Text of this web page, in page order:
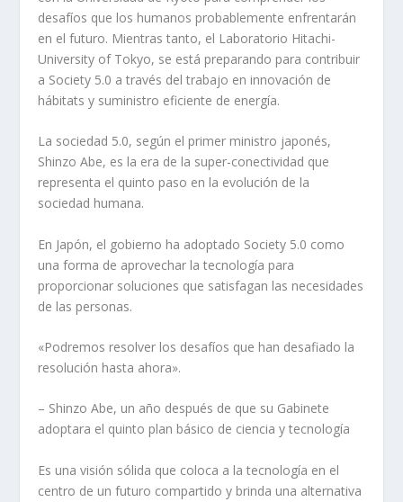
desafíos que los humanos probablemente enfrentarán
en el futuro. Mientras tanto, el Laboratorio Hitachi-
University of Tokyo, se está preparando para contribuir
a Society 5.0 a través del trabajo en innovación de
hábitats y suministro eficiente de energía.
La sociedad 5.0, según el primer ministro japonés,
Shinzo Abe, es la era de la super-conectividad que
representa el quinto paso en la evolución de la
sociedad humana.
En Japón, el gobierno ha adoptado Society 5.0 como
una forma de aprovechar la tecnología para
proporcionar soluciones que satisfagan las necesidades
de las personas.
«Podremos resolver los desafíos que han desafiado la
resolución hasta ahora».
– Shinzo Abe, un año después de que su Gabinete
adoptara el quinto plan básico de ciencia y tecnología
Es una visión sólida que coloca a la tecnología en el
centro de un futuro compartido y brinda una alternativa